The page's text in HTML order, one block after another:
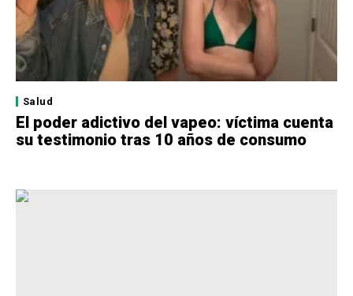
Salud
El poder adictivo del vapeo: víctima cuenta
su testimonio tras 10 años de consumo